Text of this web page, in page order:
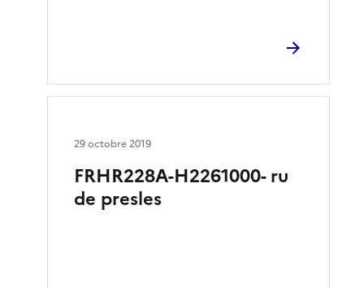
FRHR228A-H2261000- ru
de presles
29 octobre 2019